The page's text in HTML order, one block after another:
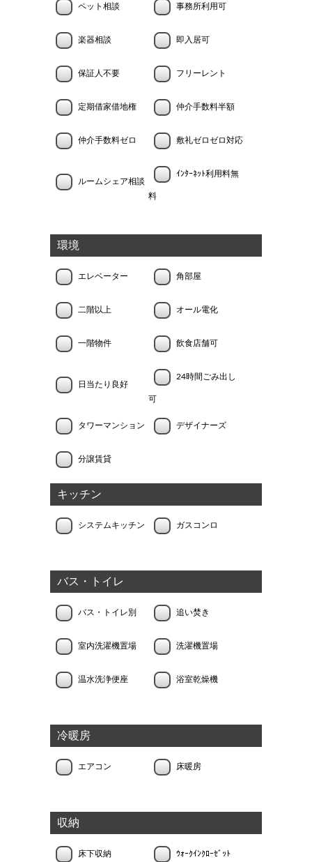
ペット相談 事務所利用可
楽器相談 即入居可
保証人不要 フリーレント
定期借家借地権 仲介手数料半額
仲介手数料ゼロ 敷礼ゼロゼロ対応
ルームシェア相談
ｲﾝﾀｰﾈｯﾄ利用料無
料
環境
エレベーター 角部屋
二階以上 オール電化
一階物件 飲食店舗可
日当たり良好
24時間ごみ出し
可
タワーマンション デザイナーズ
分譲賃貸
キッチン
システムキッチン ガスコンロ
バス・トイレ
バス・トイレ別 追い焚き
室内洗濯機置場 洗濯機置場
温水洗浄便座 浴室乾燥機
冷暖房
エアコン 床暖房
収納
床下収納 ｳｫｰｸｲﾝｸﾛｰｾﾞｯﾄ